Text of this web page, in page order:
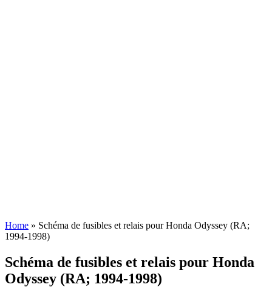
Home » Schéma de fusibles et relais pour Honda Odyssey (RA;
1994-1998)
Schéma de fusibles et relais pour Honda
Odyssey (RA; 1994-1998)